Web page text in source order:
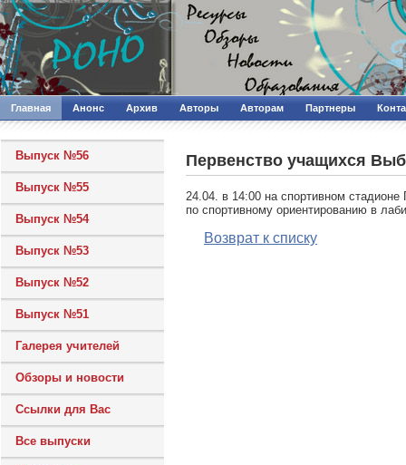
Главная Анонс Архив Авторы Авторам Партнеры
Выпуск №56
Выпуск №55
Выпуск №54
Выпуск №53
Выпуск №52
Выпуск №51
Галерея учителей
Обзоры и новости
Ссылки для Вас
Все выпуски
Первенство учащихся
24.04. в 14:00 на спортивном
по спортивному ориентированию в
Возврат к списку